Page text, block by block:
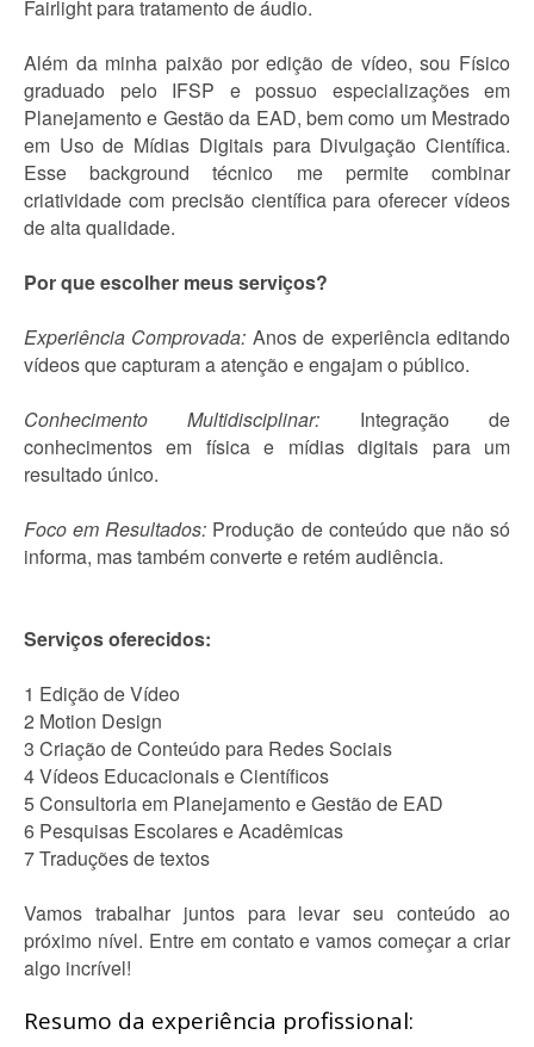
Fairlight para tratamento de áudio.
Além da minha paixão por edição de vídeo, sou Físico
graduado pelo IFSP e possuo especializações em
Planejamento e Gestão da EAD, bem como um Mestrado
em Uso de Mídias Digitais para Divulgação Científica.
Esse background técnico me permite combinar
criatividade com precisão científica para oferecer vídeos
de alta qualidade.
Por que escolher meus serviços?
Experiência Comprovada: Anos de experiência editando
vídeos que capturam a atenção e engajam o público.
Conhecimento Multidisciplinar: Integração de
conhecimentos em física e mídias digitais para um
resultado único.
Foco em Resultados: Produção de conteúdo que não só
informa, mas também converte e retém audiência.
Serviços oferecidos:
1 Edição de Vídeo
2 Motion Design
3 Criação de Conteúdo para Redes Sociais
4 Vídeos Educacionais e Científicos
5 Consultoria em Planejamento e Gestão de EAD
6 Pesquisas Escolares e Acadêmicas
7 Traduções de textos
Vamos trabalhar juntos para levar seu conteúdo ao
próximo nível. Entre em contato e vamos começar a criar
algo incrível!
Resumo da experiência profissional: